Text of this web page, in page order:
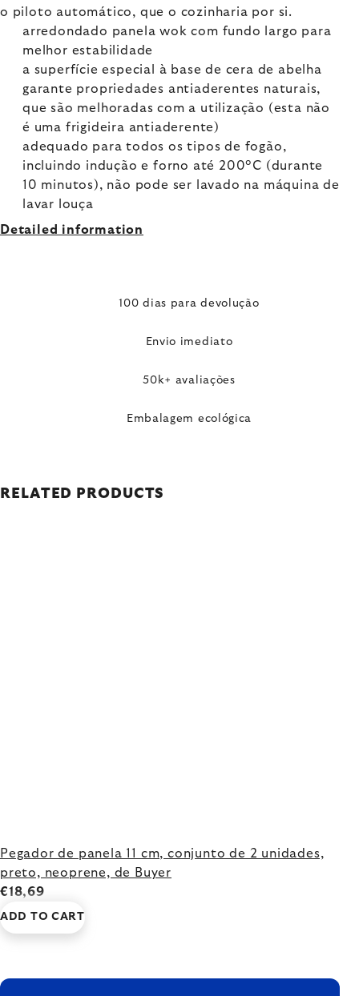
o piloto automático, que o cozinharia por si.
arredondado panela wok com fundo largo para
melhor estabilidade
a superfície especial à base de cera de abelha
garante propriedades antiaderentes naturais,
que são melhoradas com a utilização (esta não
é uma frigideira antiaderente)
adequado para todos os tipos de fogão,
incluindo indução e forno até 200°C (durante
10 minutos), não pode ser lavado na máquina de
lavar louça
Detailed information
100 dias para devolução
Envio imediato
50k+ avaliações
Embalagem ecológica
RELATED PRODUCTS
Pegador de panela 11 cm, conjunto de 2 unidades,
preto, neoprene, de Buyer
€18,69
ADD TO CART
FOOTER